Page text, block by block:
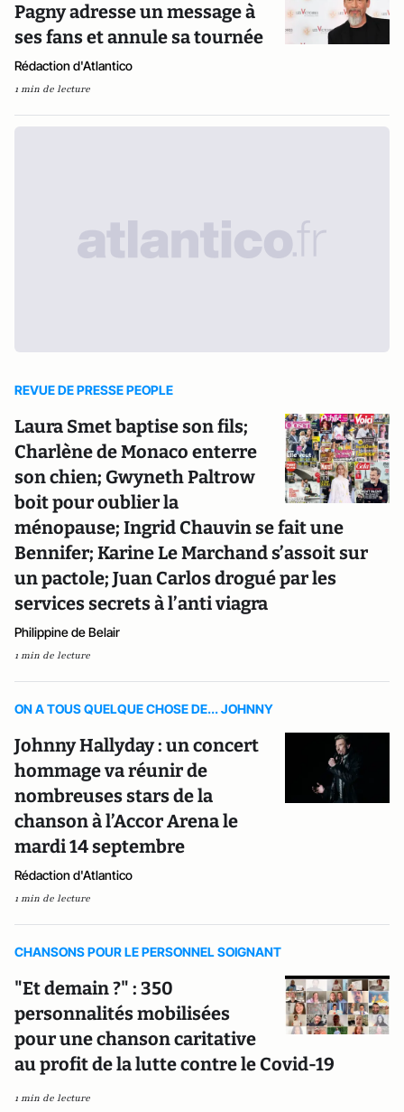
Pagny adresse un message à
ses fans et annule sa tournée
Rédaction d'Atlantico
1 min de lecture
REVUE DE PRESSE PEOPLE
Laura Smet baptise son fils;
Charlène de Monaco enterre
son chien; Gwyneth Paltrow
boit pour oublier la
ménopause; Ingrid Chauvin se fait une
Bennifer; Karine Le Marchand s’assoit sur
un pactole; Juan Carlos drogué par les
services secrets à l’anti viagra
Philippine de Belair
1 min de lecture
ON A TOUS QUELQUE CHOSE DE... JOHNNY
Johnny Hallyday : un concert
hommage va réunir de
nombreuses stars de la
chanson à l’Accor Arena le
mardi 14 septembre
Rédaction d'Atlantico
1 min de lecture
CHANSONS POUR LE PERSONNEL SOIGNANT
"Et demain ?" : 350
personnalités mobilisées
pour une chanson caritative
au profit de la lutte contre le Covid-19
1 min de lecture